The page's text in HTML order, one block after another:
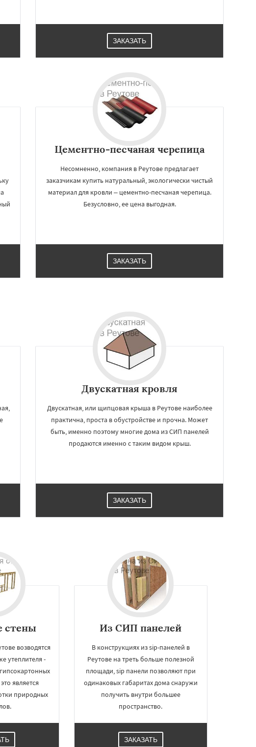
ЗАКАЗАТЬ
Цементно-песчаная черепица
Несомненно, компания в Реутове предлагает
заказчикам купить натуральный, экологически чистый
материал для кровли – цементно-песчаная черепица.
Безусловно, ее цена выгодная.
ЗАКАЗАТЬ
Двускатная кровля
Двускатная, или щипцовая крыша в Реутове наиболее
практична, проста в обустройстве и прочна. Может
быть, именно поэтому многие дома из СИП панелей
продаются именно с таким видом крыш.
ЗАКАЗАТЬ
стены
возводятся
утеплителя -
является
природных
Из СИП панелей
В конструкциях из sip-панелей в
Реутове на треть больше полезной
площади, sip панели позволяют при
одинаковых габаритах дома снаружи
получить внутри большее
пространство.
ЗАКАЗАТЬ